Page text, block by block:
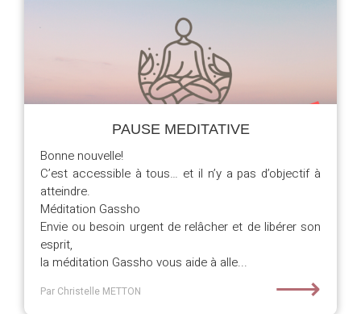
PAUSE MEDITATIVE
Bonne nouvelle!
C’est accessible à tous… et il n’y a pas d’objectif à
atteindre.
Méditation Gassho
Envie ou besoin urgent de relâcher et de libérer son
esprit,
la méditation Gassho vous aide à alle...
Par Christelle METTON ⟶